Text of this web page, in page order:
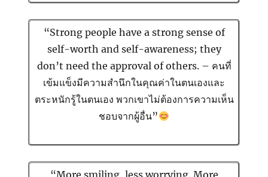
“Strong people have a strong sense of
self-worth and self-awareness; they
don’t need the approval of others. – คนที่
เข้มแข็งมีความสำนึกในคุณค่าในตนเองและ
ตระหนักรู้ในตนเอง พวกเขาไม่ต้องการความเห็น
ชอบจากผู้อื่น”